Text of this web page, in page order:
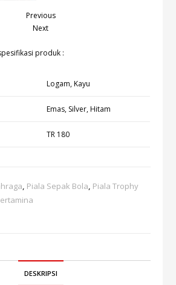
Previous
Next
produk :
Logam, Kayu
Emas, Silver, Hitam
TR 180
, Piala Sepak Bola, Piala Trophy
DESKRIPSI